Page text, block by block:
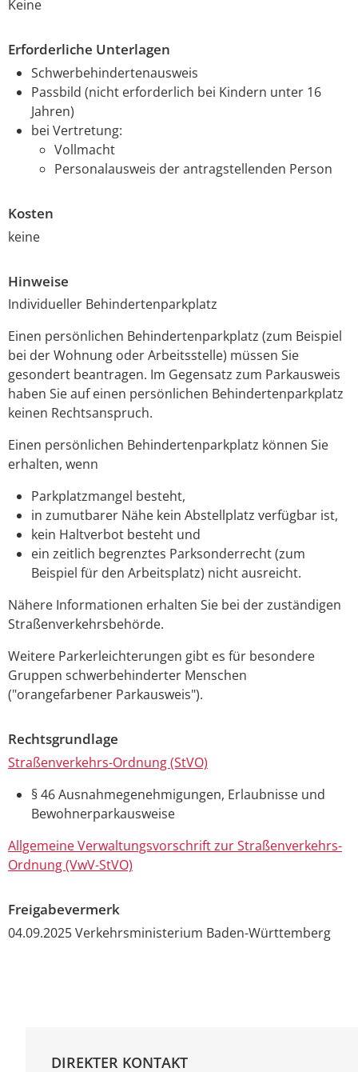
Keine
Erforderliche Unterlagen
Schwerbehindertenausweis
Passbild (nicht erforderlich bei Kindern unter 16
Jahren)
bei Vertretung:
Vollmacht
Personalausweis der antragstellenden Person
Kosten
keine
Hinweise
Individueller Behindertenparkplatz
Einen persönlichen Behindertenparkplatz (zum Beispiel
bei der Wohnung oder Arbeitsstelle) müssen Sie
gesondert beantragen. Im Gegensatz zum Parkausweis
haben Sie auf einen persönlichen Behindertenparkplatz
keinen Rechtsanspruch.
Einen persönlichen Behindertenparkplatz können Sie
erhalten, wenn
Parkplatzmangel besteht,
in zumutbarer Nähe kein Abstellplatz verfügbar ist,
kein Haltverbot besteht und
ein zeitlich begrenztes Parksonderrecht (zum
Beispiel für den Arbeitsplatz) nicht ausreicht.
Nähere Informationen erhalten Sie bei der zuständigen
Straßenverkehrsbehörde.
Weitere Parkerleichterungen gibt es für besondere
Gruppen schwerbehinderter Menschen
("orangefarbener Parkausweis").
Rechtsgrundlage
Straßenverkehrs-Ordnung (StVO)
§ 46 Ausnahmegenehmigungen, Erlaubnisse und
Bewohnerparkausweise
Allgemeine Verwaltungsvorschrift zur Straßenverkehrs-
Ordnung (VwV-StVO)
Freigabevermerk
04.09.2025 Verkehrsministerium Baden-Württemberg
DIREKTER KONTAKT